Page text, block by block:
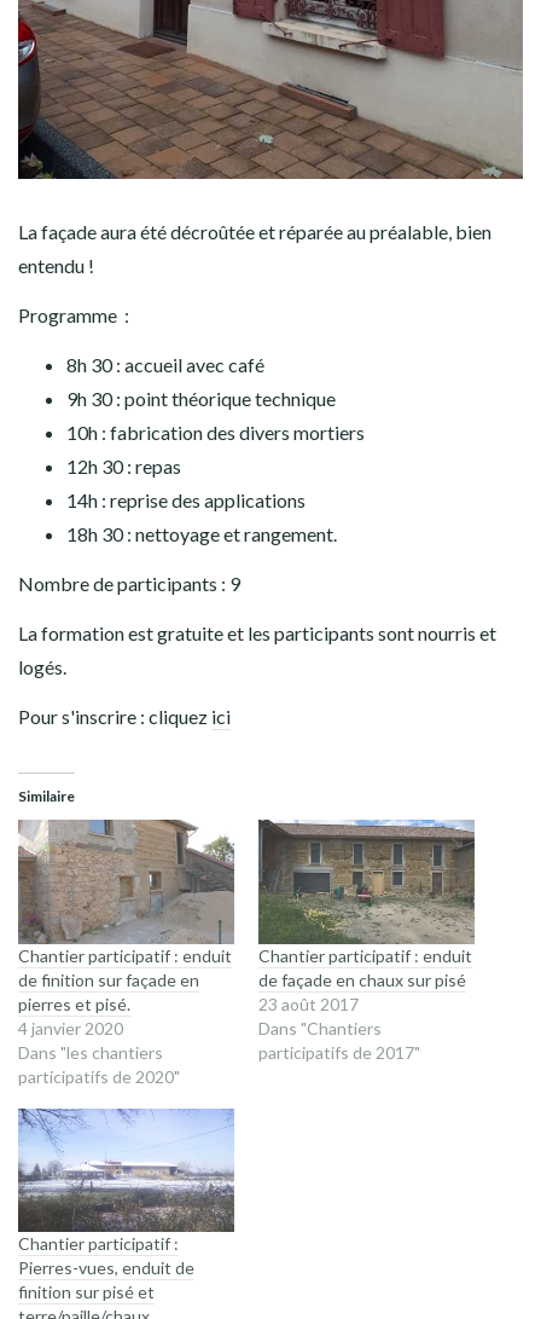
La façade aura été décroûtée et réparée au préalable, bien
entendu !
Programme :
8h 30 : accueil avec café
9h 30 : point théorique technique
10h : fabrication des divers mortiers
12h 30 : repas
14h : reprise des applications
18h 30 : nettoyage et rangement.
Nombre de participants : 9
La formation est gratuite et les participants sont nourris et
logés.
Pour s'inscrire : cliquez ici
Similaire
Chantier participatif : enduit
de finition sur façade en
pierres et pisé.
4 janvier 2020
Dans "les chantiers
participatifs de 2020"
Chantier participatif : enduit
de façade en chaux sur pisé
23 août 2017
Dans "Chantiers
participatifs de 2017"
Chantier participatif :
Pierres-vues, enduit de
finition sur pisé et